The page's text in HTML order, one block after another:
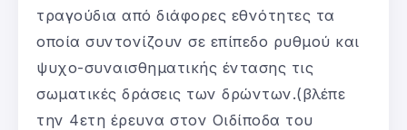
τραγούδια από διάφορες εθνότητες τα
οποία συντονίζουν σε επίπεδο ρυθμού και
ψυχο-συναισθηματικής έντασης τις
σωματικές δράσεις των δρώντων.(βλέπε
την 4ετη έρευνα στον Οιδίποδα του